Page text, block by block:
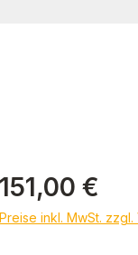
Regulärer Preis:
151,00 €
Preise inkl. MwSt.